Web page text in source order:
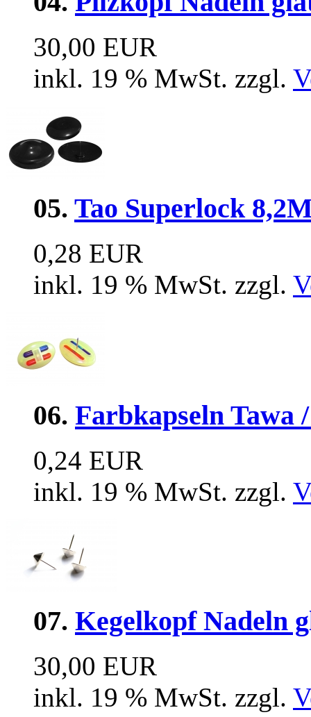
30,00 EUR
inkl. 19 % MwSt. zzgl.
05. Tao Superlock
0,28 EUR
inkl. 19 % MwSt. zzgl.
06. Farbkapseln Tawa
0,24 EUR
inkl. 19 % MwSt. zzgl.
07. Kegelkopf Nadeln
30,00 EUR
inkl. 19 % MwSt. zzgl.